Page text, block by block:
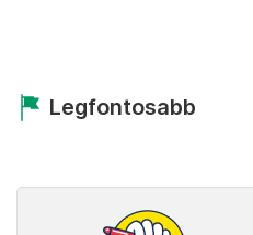
Legfontosabb